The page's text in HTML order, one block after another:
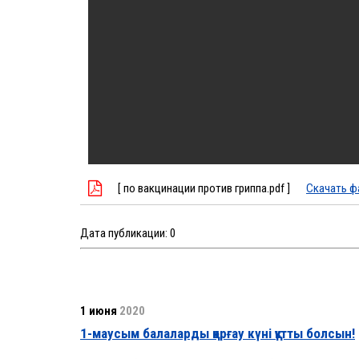
[ по вакцинации против гриппа.pdf ] Скачать
Дата публикации: 0
1 июня 2020
1-маусым балаларды қорғау күні құтты болсын!